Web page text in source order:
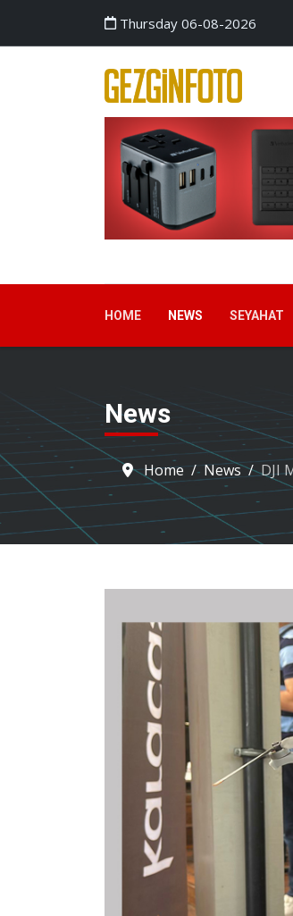
Thursday 06-08-2026
HOME NEWS SEYAHAT
News
Home News DJI